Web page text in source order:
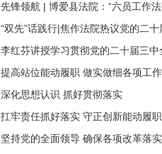
先锋领航 | 博爱县法院：“六员工作
“双先”话践行|焦作法院热议党的二
李红芬讲授学习贯彻党的二十届三
提高站位能动履职 做实做细各项工作
深化思想认识 抓好贯彻落实
扛牢责任抓好落实 守正创新能动履职
坚持党的全面领导 确保各项改革落